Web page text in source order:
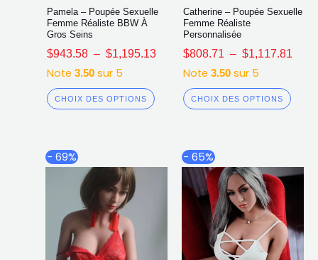
Pamela – Poupée Sexuelle
Femme Réaliste BBW À
Gros Seins
$943.58 – $1,195.13
Note 3.50sur 5
CHOIX DES OPTIONS
Catherine – Poupée Sexuelle
Femme Réaliste
Personnalisée
$808.71 – $1,117.81
Note 3.50sur 5
CHOIX DES OPTIONS
- 69%
Plage
de
$792.37
produit
- 65%
de
Les